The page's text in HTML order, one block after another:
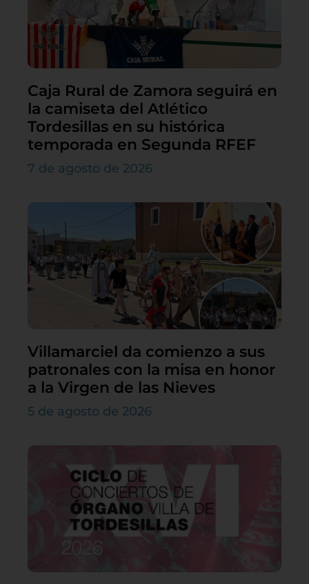
Caja Rural de Zamora seguirá en
la camiseta del Atlético
Tordesillas en su histórica
temporada en Segunda RFEF
7 de agosto de 2026
Villamarciel da comienzo a sus
patronales con la misa en honor
a la Virgen de las Nieves
5 de agosto de 2026